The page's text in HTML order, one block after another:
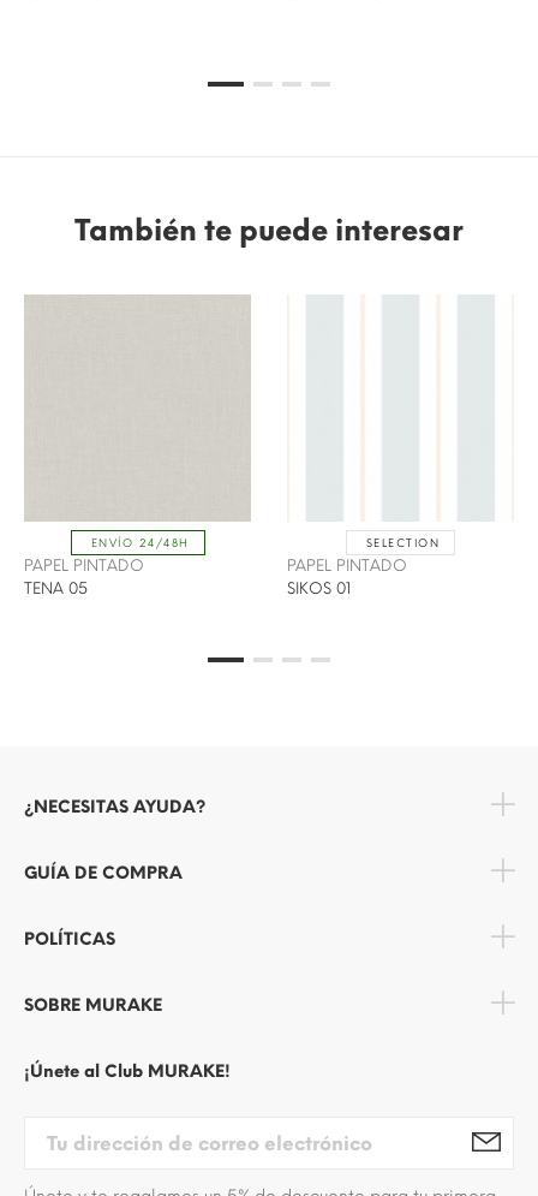
También te puede interesar
ENVÍO 24/48H
PAPEL PINTADO
TENA 05
SELECTION
PAPEL PINTADO
SIKOS 01
¿NECESITAS AYUDA?
GUÍA DE COMPRA
POLÍTICAS
SOBRE MURAKE
¡Únete al Club MURAKE!